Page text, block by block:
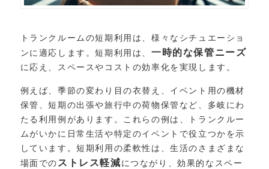
トランクルームの短期利用は、様々なシチュエーショ
ンに適応します。短期利用は、 一時的な保管ニーズ
に応え、スペースやコストの効率化を実現します。
例えば、季節の変わり目の衣替え、イベント用の機材
保管、短期の出張や旅行中の荷物保管など、多岐にわ
たる利用例があります。これらの例は、トランクルー
ムがいかに日常生活や特定のイベントで役立つかを示
しています。短期利用の柔軟性は、生活のさまざまな
場面での ストレス軽減につながり、効果的なスペー